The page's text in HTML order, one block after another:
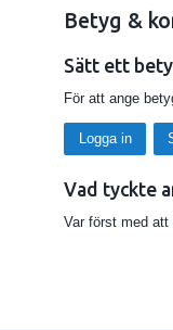
Betyg &
Sätt ett
För att ange
Logga in
Vad tyckte
Var först med att